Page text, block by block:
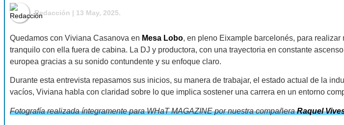
Redacción | 13 May, 2025.
Quedamos con Viviana Casanova en Mesa Lobo, en pleno Eixample barcelonés, para
tranquilo con ella fuera de cabina. La DJ y productora, con una trayectoria en constante
europea gracias a su sonido contundente y su enfoque claro.
Durante esta entrevista repasamos sus inicios, su manera de trabajar, el estado actual de la
vacíos, Viviana habla con claridad sobre lo que implica sostener una carrera en un entorno
Fotografía realizada íntegramente para WHaT MAGAZINE por nuestra compañeraRaquel